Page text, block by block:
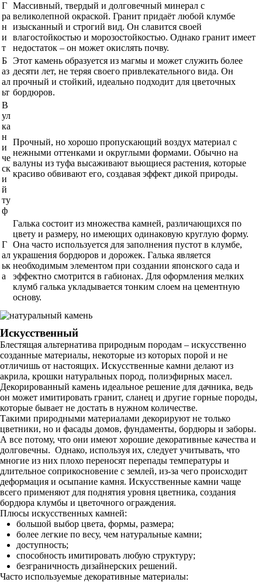
Г
ра
н
и
т
Массивный, твердый и долговечный минерал с
великолепной окраской. Гранит придаёт любой клумбе
изысканный и строгий вид. Он славится своей
влагостойкостью и морозостойкостью. Однако гранит имеет
недостаток – он может окислять почву.
Б
аз
ал
ьт
Этот камень образуется из магмы и может служить более
десяти лет, не теряя своего привлекательного вида. Он
прочный и стойкий, идеально подходит для цветочных
бордюров.
В
ул
ка
н
и
че
ск
и
й
ту
ф
Прочный, но хорошо пропускающий воздух материал с
нежными оттенками и округлыми формами. Обычно на
валуны из туфа высаживают вьющиеся растения, которые
красиво обвивают его, создавая эффект дикой природы.
Г
ал
ьк
а
Галька состоит из множества камней, различающихся по
цвету и размеру, но имеющих одинаковую круглую форму.
Она часто используется для заполнения пустот в клумбе,
украшения бордюров и дорожек. Галька является
необходимым элементом при создании японского сада и
эффектно смотрится в габионах. Для оформления мелких
клумб галька укладывается тонким слоем на цементную
основу.
Искусственный
Блестящая альтернатива природным породам – искусственно
созданные материалы, некоторые из которых порой и не
отличишь от настоящих. Искусственные камни делают из
акрила, крошки натуральных пород, полиэфирных масел.
Декорированный камень идеальное решение для дачника, ведь
он может имитировать гранит, сланец и другие горные породы,
которые бывает не достать в нужном количестве.
Такими природными материалами декорируют не только
цветники, но и фасады домов, фундаменты, бордюры и заборы.
А все потому, что они имеют хорошие декоративные качества и
долговечны. Однако, используя их, следует учитывать, что
многие из них плохо переносят перепады температуры и
длительное соприкосновение с землей, из-за чего происходит
деформация и осыпание камня. Искусственные камни чаще
всего применяют для поднятия уровня цветника, создания
бордюра клумбы и цветочного ограждения.
Плюсы искусственных камней:
большой выбор цвета, формы, размера;
более легкие по весу, чем натуральные камни;
доступность;
способность имитировать любую структуру;
безграничность дизайнерских решений.
Часто используемые декоративные материалы: